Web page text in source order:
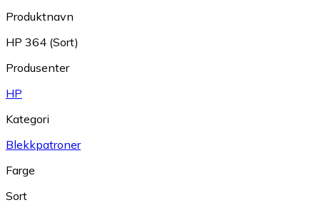
Produktnavn
HP 364 (Sort)
Produsenter
HP
Kategori
Blekkpatroner
Farge
Sort